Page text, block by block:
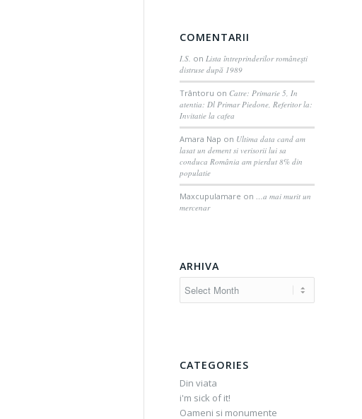
COMENTARII
I.S. on Lista întreprinderilor româneşti
distruse după 1989
Trântoru on Catre: Primarie 5, In
atentia: Dl Primar Piedone, Referitor la:
Invitatie la cafea
Amara Nap on Ultima data cand am
lasat un dement si verisorii lui sa
conduca România am pierdut 8% din
populatie
Maxcupulamare on …a mai murit un
mercenar
ARHIVA
CATEGORIES
Din viata
i'm sick of it!
Oameni si monumente